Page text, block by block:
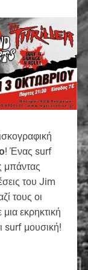
! Ένας surf
μπάντας
του Jim
τους οι
εκρηκτική
surf μουσική!